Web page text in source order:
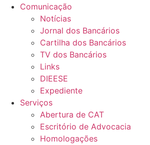
Comunicação
Notícias
Jornal dos Bancários
Cartilha dos Bancários
TV dos Bancários
Links
DIEESE
Expediente
Serviços
Abertura de CAT
Escritório de Advocacia
Homologações